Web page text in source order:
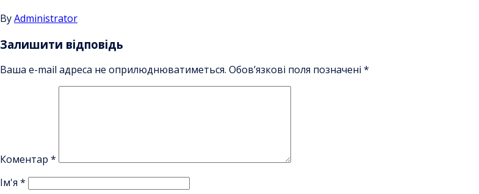
ByAdministrator
Залишити відповідь
Ваша e-mail адреса не оприлюднюватиметься. Обов’язкові поля позначені *
Коментар *
Ім'я *